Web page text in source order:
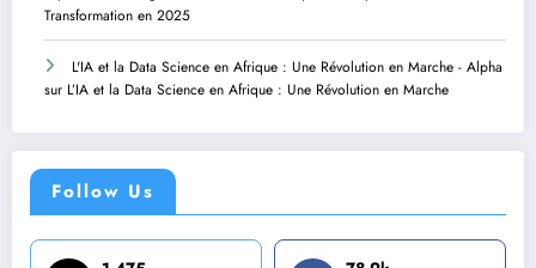
Transformation en 2025
L'IA et la Data Science en Afrique : Une Révolution en Marche - Alpha
sur L’IA et la Data Science en Afrique : Une Révolution en Marche
Follow Us